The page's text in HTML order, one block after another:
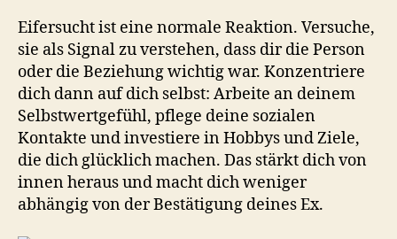
Eifersucht ist eine normale Reaktion. Versuche,
sie als Signal zu verstehen, dass dir die Person
oder die Beziehung wichtig war. Konzentriere
dich dann auf dich selbst: Arbeite an deinem
Selbstwertgefühl, pflege deine sozialen
Kontakte und investiere in Hobbys und Ziele,
die dich glücklich machen. Das stärkt dich von
innen heraus und macht dich weniger
abhängig von der Bestätigung deines Ex.